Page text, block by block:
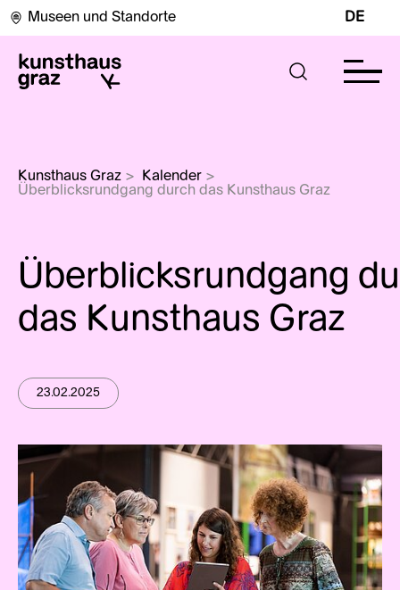
Museen und Standorte DE
Kunsthaus Graz > Kalender >
Überblicksrundgang durch das Kunsthaus Graz
Überblicksrundgang
das Kunsthaus Graz
23.02.2025